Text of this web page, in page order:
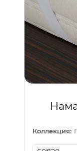
Коллекция: